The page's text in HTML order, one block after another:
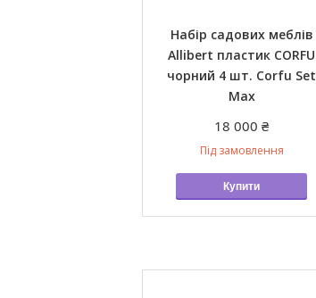
Набір садових меблів
Allibert пластик CORFU
чорний 4 шт. Corfu Set
Max
18 000 ₴
Під замовлення
Купити